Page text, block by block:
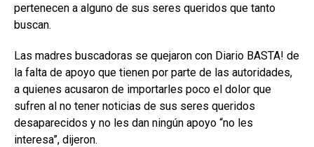
pertenecen a alguno de sus seres queridos que tanto
buscan.
Las madres buscadoras se quejaron con Diario BASTA! de
la falta de apoyo que tienen por parte de las autoridades,
a quienes acusaron de importarles poco el dolor que
sufren al no tener noticias de sus seres queridos
desaparecidos y no les dan ningún apoyo “no les
interesa”, dijeron.